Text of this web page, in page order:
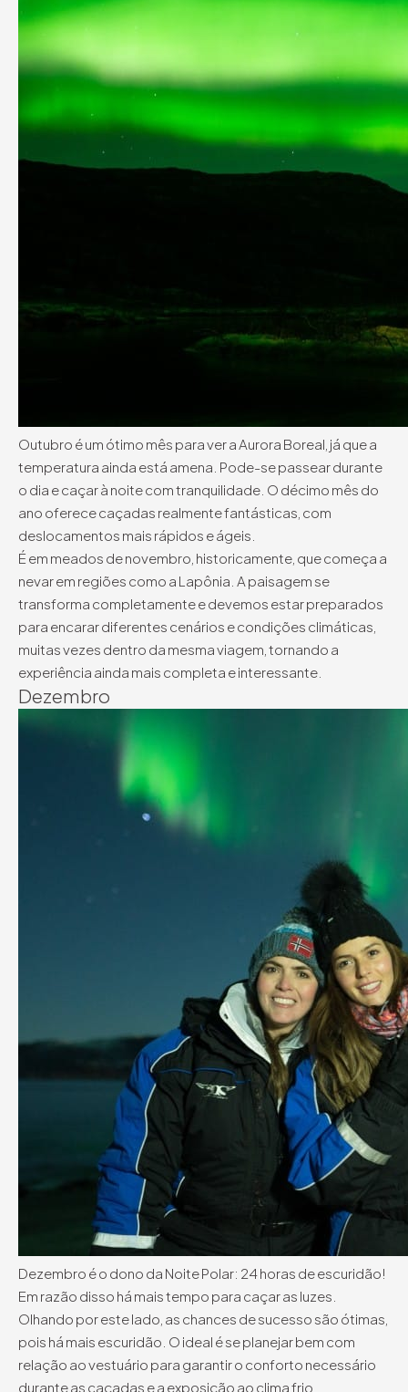
Outubro é um ótimo mês para ver a Aurora Boreal, já que a
temperatura ainda está amena. Pode-se passear durante
o dia e caçar à noite com tranquilidade. O décimo mês do
ano oferece caçadas realmente fantásticas, com
deslocamentos mais rápidos e ágeis.
É em meados de novembro, historicamente, que começa a
nevar em regiões como a Lapônia. A paisagem se
transforma completamente e devemos estar preparados
para encarar diferentes cenários e condições climáticas,
muitas vezes dentro da mesma viagem, tornando a
experiência ainda mais completa e interessante.
Dezembro
Dezembro é o dono da Noite Polar: 24 horas de escuridão!
Em razão disso há mais tempo para caçar as luzes.
Olhando por este lado, as chances de sucesso são ótimas,
pois há mais escuridão. O ideal é se planejar bem com
relação ao vestuário para garantir o conforto necessário
durante as caçadas e a exposição ao clima frio.